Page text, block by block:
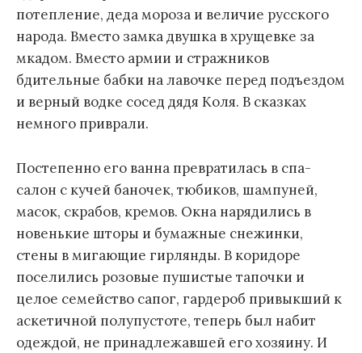
потепление, деда мороза и величие русского
народа. Вместо замка двушка в хрущевке за
мкадом. Вместо армии и стражников
бдительные бабки на лавочке перед подъездом
и верный водке сосед дядя Коля. В сказках
немного приврали.
Постепенно его ванна превратилась в спа-
салон с кучей баночек, тюбиков, шампуней,
масок, скрабов, кремов. Окна нарядились в
новенькие шторы и бумажные снежинки,
стены в мигающие гирлянды. В коридоре
поселились розовые пушистые тапочки и
целое семейство сапог, гардероб привыкший к
аскетичной полупустоте, теперь был набит
одеждой, не принадлежавшей его хозяину. И